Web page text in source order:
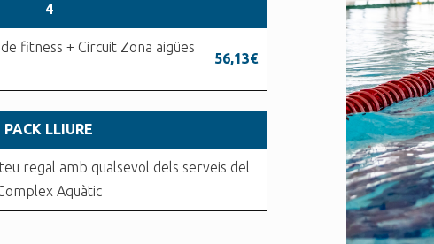
4
fitness + Circuit Zona aigües
56,13€
PACK LLIURE
regal amb qualsevol dels serveis del
Aquàtic